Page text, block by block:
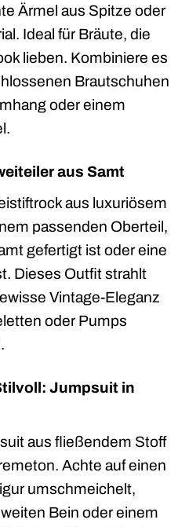
Ärmel aus Spitze oder
Ideal für Bräute, die
lieben. Kombiniere es
Brautschuhen
oder einem
aus Samt
aus luxuriösem
passenden Oberteil,
gefertigt ist oder eine
Dieses Outfit strahlt
Vintage-Eleganz
oder Pumps
Jumpsuit in
aus fließendem Stoff
Achte auf einen
umschmeichelt,
Bein oder einem